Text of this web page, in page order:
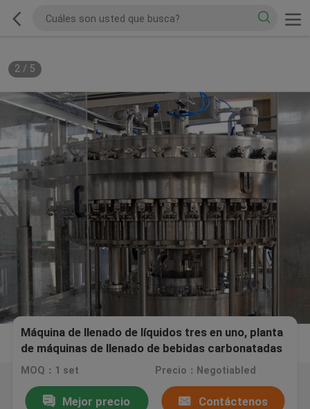
2/ 5
Máquina de llenado de líquidos tres en uno, planta
de máquinas de llenado de bebidas carbonatadas
para la bebida de gas 110V
MOQ：1 set Precio：Negotiabled
Mejor precio Contáctenos